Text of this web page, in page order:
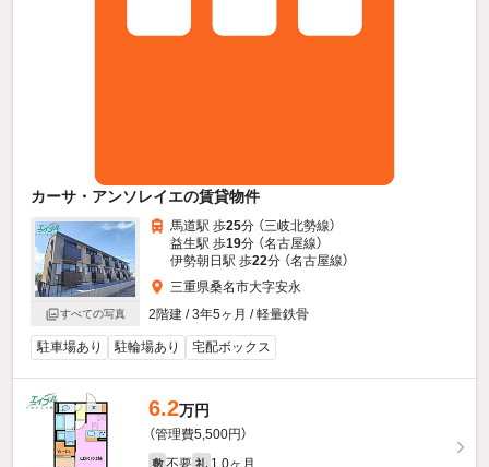
カーサ・アンソレイエの賃貸物件
すべての写真
馬道駅 歩25分 （三岐北勢線）
益生駅 歩19分 （名古屋線）
伊勢朝日駅 歩22分 （名古屋線）
三重県桑名市大字安永
2階建 / 3年5ヶ月 / 軽量鉄骨
駐車場あり 駐輪場あり 宅配ボックス
6.2万円
（管理費5,500円）
敷 不要 礼 1.0ヶ月